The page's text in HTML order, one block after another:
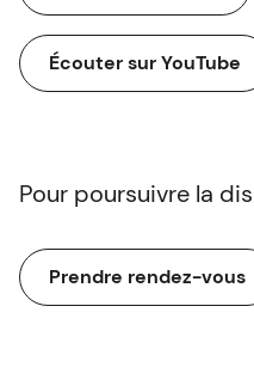
Écouter sur YouTube
Pour poursuivre la
Prendre rendez-vous